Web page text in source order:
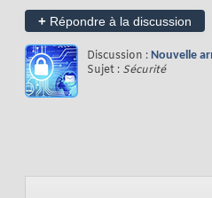
+ Répondre à la discussion
Discussion : Nouvelle
Sujet : Sécurité